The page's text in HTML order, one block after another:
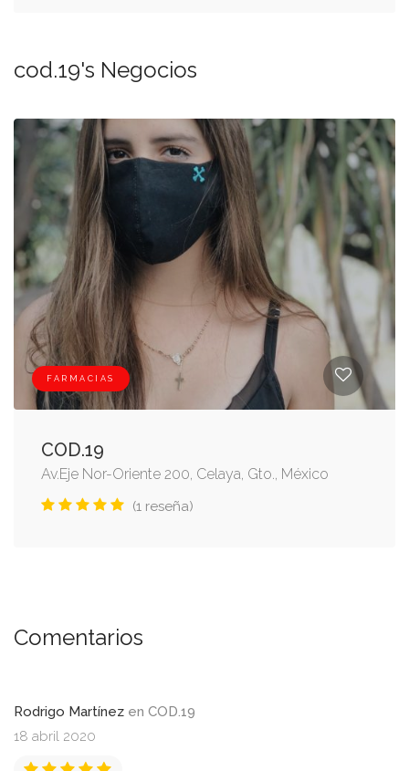
cod.19's Negocios
FARMACIAS
COD.19
Av.Eje Nor-Oriente 200, Celaya, Gto., México
(1 reseña)
Comentarios
Rodrigo Martínez en COD.19
18 abril 2020